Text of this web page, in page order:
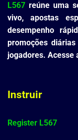
L567 reúne uma
vivo, apostas
desempenho
promoções
jogadores. Acesse
Instruir
Register L567